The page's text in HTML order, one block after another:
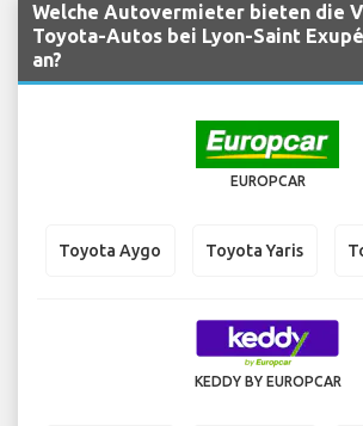
Welche Autovermieter bieten die
Toyota-Autos bei Lyon-Saint
an?
EUROPCAR
Toyota Aygo Toyota Yaris
KEDDY BY EUROPCAR